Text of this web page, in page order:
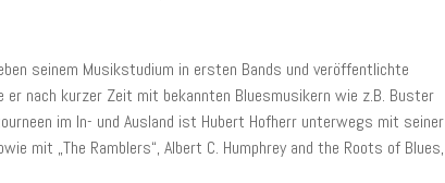
seinem Musikstudium in ersten Bands und veröffentlichte
er nach kurzer Zeit mit bekannten Bluesmusikern wie z.B. Buster
im In- und Ausland ist Hubert Hofherr unterwegs mit seiner
mit „The Ramblers“, Albert C. Humphrey and the Roots of Blues,